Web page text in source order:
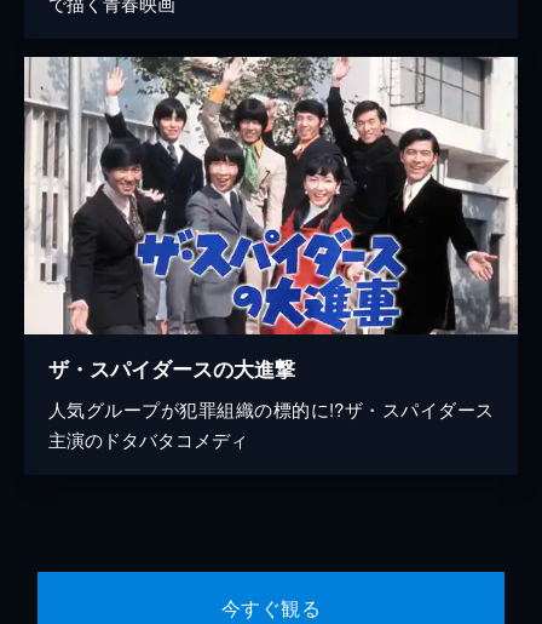
ザ・スパイダースの大進撃
人気グループが犯罪組織の標的に!?ザ・スパイダース
主演のドタバタコメディ
今すぐ観る